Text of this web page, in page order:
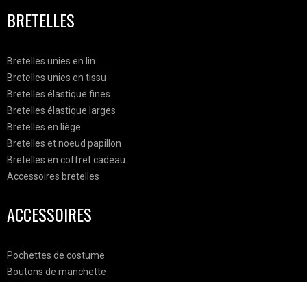
BRETELLES
Bretelles unies en lin
Bretelles unies en tissu
Bretelles élastique fines
Bretelles élastique larges
Bretelles en liège
Bretelles et noeud papillon
Bretelles en coffret cadeau
Accessoires bretelles
ACCESSOIRES
Pochettes de costume
Boutons de manchette